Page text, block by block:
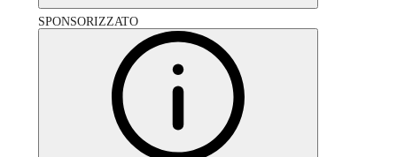
SPONSORIZZATO